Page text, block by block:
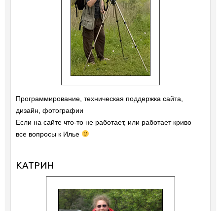
Программирование, техническая поддержка сайта,
дизайн, фотографии
Если на сайте что-то не работает, или работает криво –
все вопросы к Илье
КАТРИН